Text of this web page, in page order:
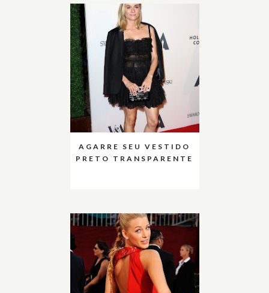
AGARRE SEU VESTIDO
PRETO TRANSPARENTE